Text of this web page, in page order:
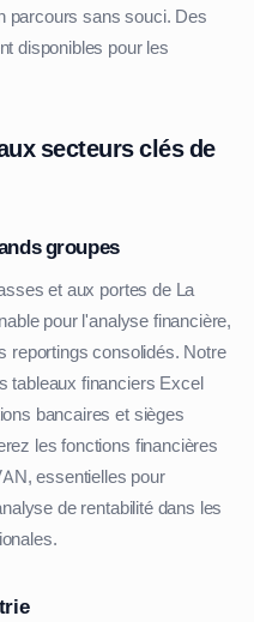
parcours sans souci. Des
disponibles pour les
secteurs clés de
groupes
et aux portes de La
pour l'analyse financière,
reportings consolidés. Notre
tableaux financiers Excel
bancaires et sièges
les fonctions financières
essentielles pour
de rentabilité dans les